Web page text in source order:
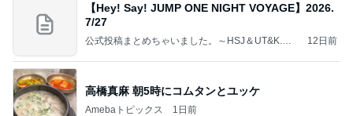
【Hey! Say! JUMP ONE NIGHT VOYAGE】2026.
7/27
公式投稿まとめちゃいました。～HSJ＆UT&K.O.
12日前
高橋真麻 朝5時にコムタンとユッケ
Amebaトピックス 1日前